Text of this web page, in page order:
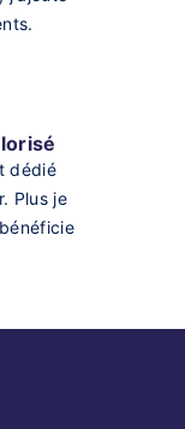
dédié
Plus je